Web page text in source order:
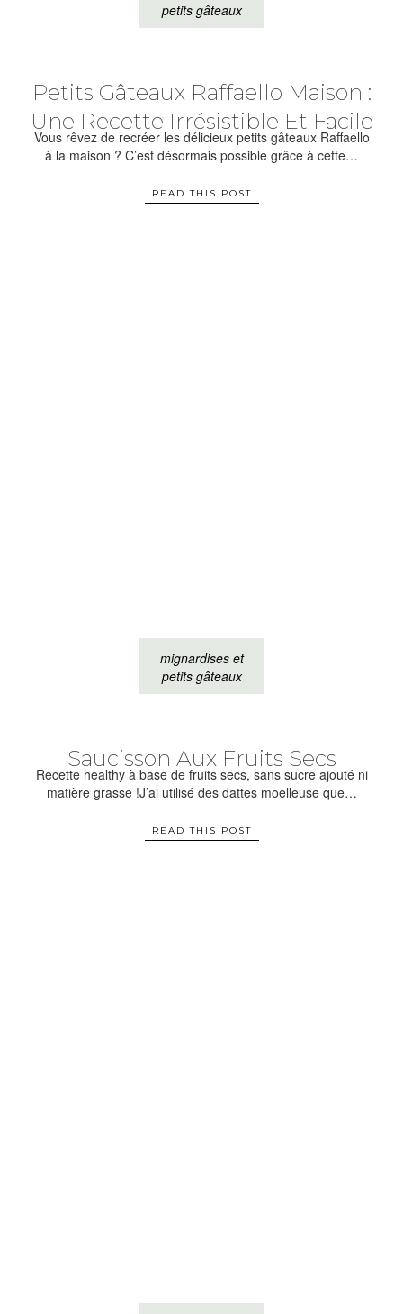
petits gâteaux
Petits Gâteaux Raffaello Maison :
Une Recette Irrésistible Et Facile
Vous rêvez de recréer les délicieux petits gâteaux Raffaello
à la maison ? C’est désormais possible grâce à cette…
READ THIS POST
mignardises et
petits gâteaux
Saucisson Aux Fruits Secs
Recette healthy à base de fruits secs, sans sucre ajouté ni
matière grasse !J’ai utilisé des dattes moelleuse que…
READ THIS POST